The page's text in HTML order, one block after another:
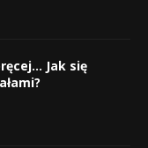
Jak się